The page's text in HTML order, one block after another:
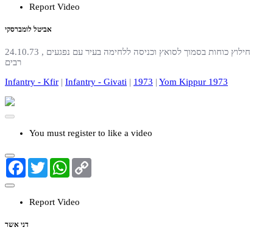
Report Video
אביטל לומברסקי
24.10.73 , חילוץ כוחות בסמוך לסואץ וכניסה ללחימה בעיר עם נפגעים
רבים
Infantry - Kfir | Infantry - Givati | 1973 | Yom Kippur 1973
You must register to like a video
Facebook
TwitterWhatsApp
Report Video
דני אשר